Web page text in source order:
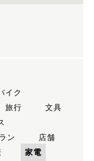
イク
旅行
文具
ン
店舗
家電